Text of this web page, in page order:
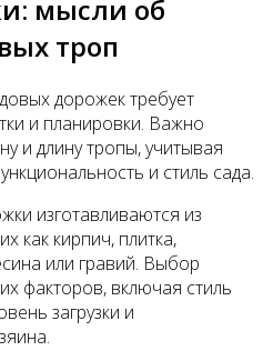
мысли об
троп
дорожек требует
и планировки. Важно
и длину тропы, учитывая
и стиль сада.
изготавливаются из
как кирпич, плитка,
или гравий. Выбор
факторов, включая стиль
загрузки и